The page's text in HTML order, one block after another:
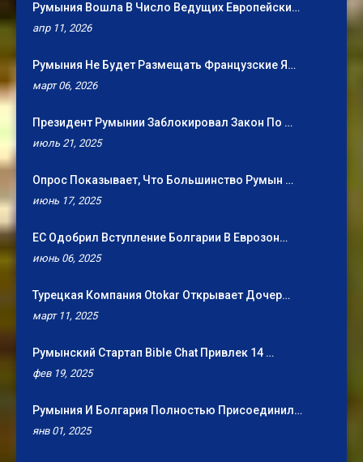
Румыния Вошла В Число Ведущих Европейски…
апр 11, 2026
Румыния Не Будет Размещать Французские Я…
март 06, 2026
Президент Румынии Заблокировал Закон По …
июль 21, 2025
Опрос Показывает, Что Большинство Румын …
июнь 17, 2025
ЕС Одобрил Вступление Болгарии В Еврозон…
июнь 06, 2025
Турецкая Компания Otokar Открывает Дочер…
март 11, 2025
Румынский Стартап Bible Chat Привлек 14 …
фев 19, 2025
Румыния И Болгария Полностью Присоединил…
янв 01, 2025